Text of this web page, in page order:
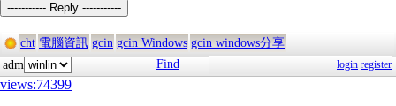
----------- Reply -----------
cht 電腦資訊 gcin gcin Windows gcin windows分享
adm
Find login register
views:74399